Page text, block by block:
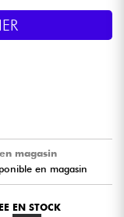
magasin
en magasin
EN STOCK